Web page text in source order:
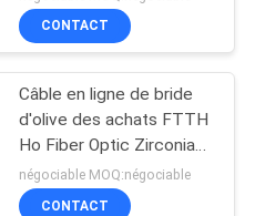
CONTACT
Câble en ligne de bride
d'olive des achats FTTH
Ho Fiber Optic Zirconia
Ceramic RPA de
SC/FC/ST/LC/MU
négociable MOQ:négociable
CONTACT